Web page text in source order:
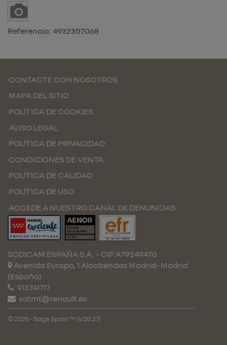
Referencia: 4932307068
CONTACTE CON NOSOTROS
MAPA DEL SITIO
POLÍTICA DE COOKIES
AVISO LEGAL
POLÍTICA DE PRIVACIDAD
CONDICIONES DE VENTA
POLÍTICA DE CALIDAD
POLÍTICA DE USO
ACCEDE A NUESTRO CANAL DE DENUNCIAS
SODICAM ESPAÑA S.A. - CIF:A79249470
Avenida Europa, 1 Alcobendas Madrid- Madrid
(España)
913741717
satmt@renault.es
© 2026 - Sage Spain ™ (v.20.27)